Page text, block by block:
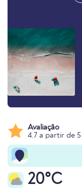
Avaliação
4.7 a partir de 5
20°C